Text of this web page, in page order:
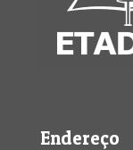
Endereço